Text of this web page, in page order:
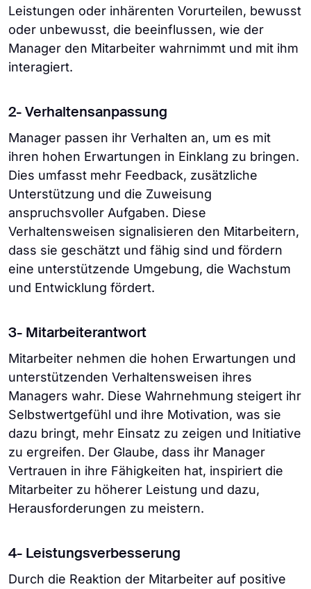
Leistungen oder inhärenten Vorurteilen, bewusst
oder unbewusst, die beeinflussen, wie der
Manager den Mitarbeiter wahrnimmt und mit ihm
interagiert.
2- Verhaltensanpassung
Manager passen ihr Verhalten an, um es mit
ihren hohen Erwartungen in Einklang zu bringen.
Dies umfasst mehr Feedback, zusätzliche
Unterstützung und die Zuweisung
anspruchsvoller Aufgaben. Diese
Verhaltensweisen signalisieren den Mitarbeitern,
dass sie geschätzt und fähig sind und fördern
eine unterstützende Umgebung, die Wachstum
und Entwicklung fördert.
3- Mitarbeiterantwort
Mitarbeiter nehmen die hohen Erwartungen und
unterstützenden Verhaltensweisen ihres
Managers wahr. Diese Wahrnehmung steigert ihr
Selbstwertgefühl und ihre Motivation, was sie
dazu bringt, mehr Einsatz zu zeigen und Initiative
zu ergreifen. Der Glaube, dass ihr Manager
Vertrauen in ihre Fähigkeiten hat, inspiriert die
Mitarbeiter zu höherer Leistung und dazu,
Herausforderungen zu meistern.
4- Leistungsverbesserung
Durch die Reaktion der Mitarbeiter auf positive